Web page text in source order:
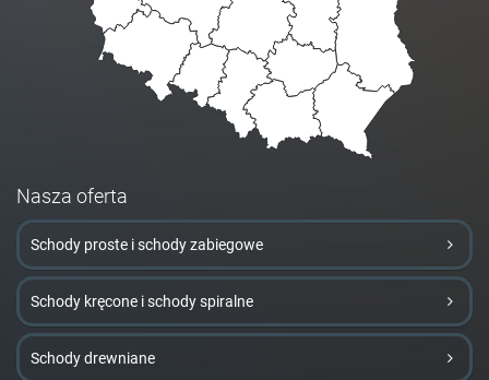
Nasza oferta
Schody proste i schody zabiegowe
Schody kręcone i schody spiralne
Schody drewniane